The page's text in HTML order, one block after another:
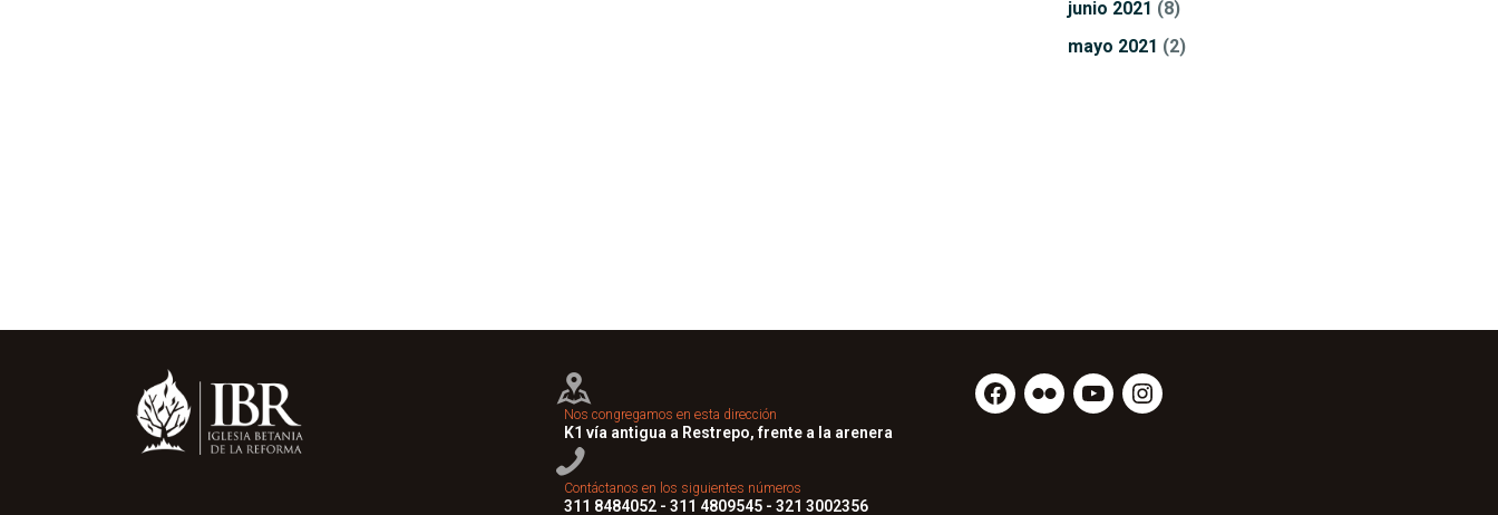
junio 2021 (8)
mayo 2021 (2)
Nos congregamos en esta dirección
K1 vía antigua a Restrepo, frente a la arenera
Contáctanos en los siguientes números
311 8484052 - 311 4809545 - 321 3002356